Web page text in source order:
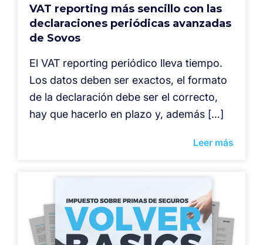
VAT reporting más sencillo con las
declaraciones periódicas avanzadas
de Sovos
El VAT reporting periódico lleva tiempo.
Los datos deben ser exactos, el formato
de la declaración debe ser el correcto,
hay que hacerlo en plazo y, además […]
Leer más